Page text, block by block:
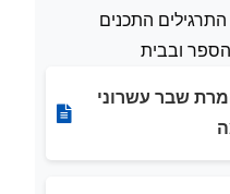
התכנים
הספר ובבית
שבר עשרוני